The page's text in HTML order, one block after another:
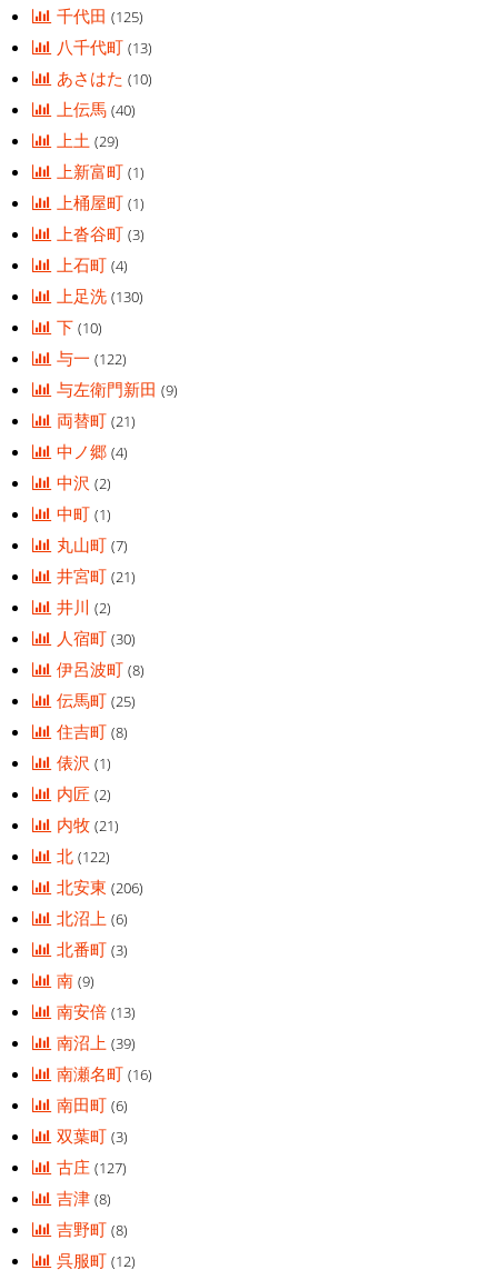
千代田(125)
八千代町(13)
あさはた(10)
上伝馬(40)
上土(29)
上新富町(1)
上桶屋町(1)
上沓谷町(3)
上石町(4)
上足洗(130)
下(10)
与一(122)
与左衛門新田(9)
両替町(21)
中ノ郷(4)
中沢(2)
中町(1)
丸山町(7)
井宮町(21)
井川(2)
人宿町(30)
伊呂波町(8)
伝馬町(25)
住吉町(8)
俵沢(1)
内匠(2)
内牧(21)
北(122)
北安東(206)
北沼上(6)
北番町(3)
南(9)
南安倍(13)
南沼上(39)
南瀬名町(16)
南田町(6)
双葉町(3)
古庄(127)
吉津(8)
吉野町(8)
呉服町(12)